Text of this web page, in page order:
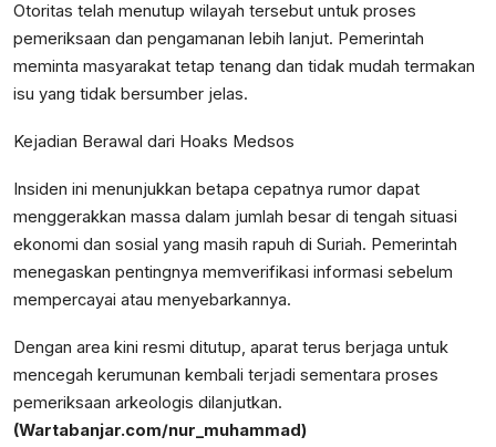
Otoritas telah menutup wilayah tersebut untuk proses
pemeriksaan dan pengamanan lebih lanjut. Pemerintah
meminta masyarakat tetap tenang dan tidak mudah termakan
isu yang tidak bersumber jelas.
Kejadian Berawal dari Hoaks Medsos
Insiden ini menunjukkan betapa cepatnya rumor dapat
menggerakkan massa dalam jumlah besar di tengah situasi
ekonomi dan sosial yang masih rapuh di Suriah. Pemerintah
menegaskan pentingnya memverifikasi informasi sebelum
mempercayai atau menyebarkannya.
Dengan area kini resmi ditutup, aparat terus berjaga untuk
mencegah kerumunan kembali terjadi sementara proses
pemeriksaan arkeologis dilanjutkan.
(Wartabanjar.com/nur_muhammad)